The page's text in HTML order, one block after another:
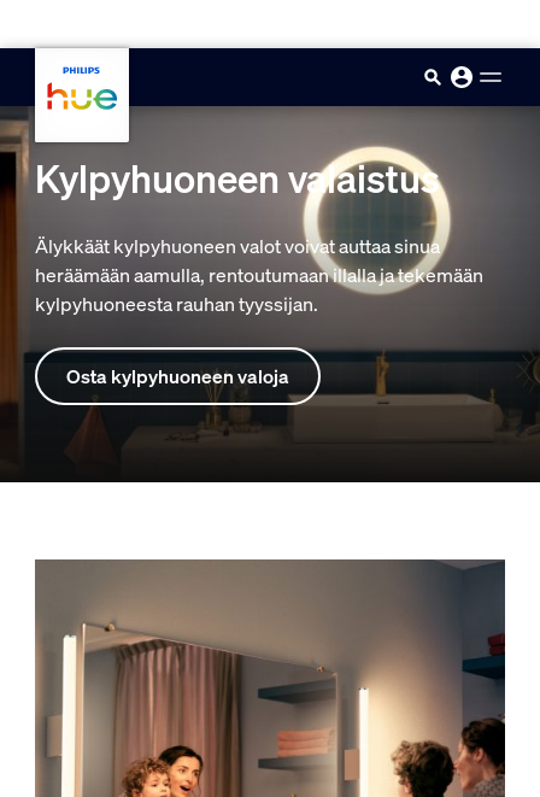
Kylpyhuoneen valaistus
Älykkäät kylpyhuoneen valot voivat auttaa sinua
heräämään aamulla, rentoutumaan illalla ja tekemään
kylpyhuoneesta rauhan tyyssijan.
Osta kylpyhuoneen valoja